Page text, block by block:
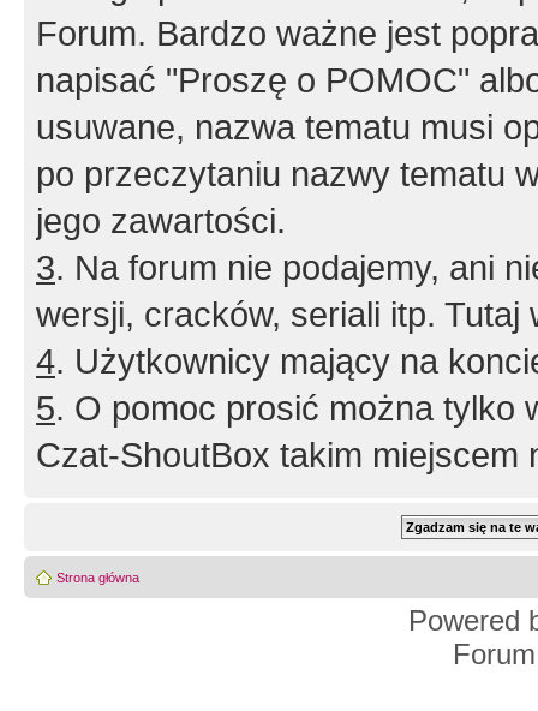
Forum. Bardzo ważne jest
napisać "Proszę o POMOC"
usuwane, nazwa tematu musi
po przeczytaniu nazwy tematu
jego zawartości.
3. Na forum nie podajemy, ani
wersji, cracków, seriali itp. Tutaj
4. Użytkownicy mający na
5. O pomoc prosić można tylko
Czat-ShoutBox takim miejscem
Strona główna
Powered